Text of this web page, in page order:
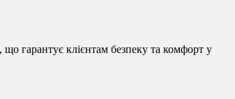
гарантує клієнтам безпеку та комфорт у